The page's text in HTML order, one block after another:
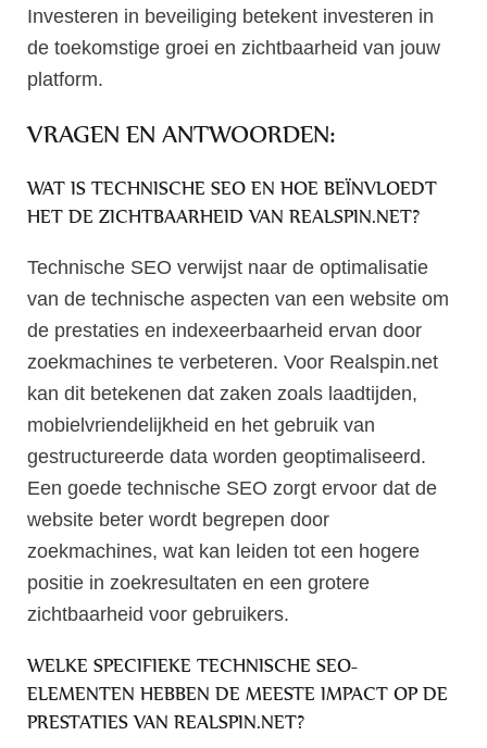
Investeren in beveiliging betekent investeren in
de toekomstige groei en zichtbaarheid van jouw
platform.
VRAGEN EN ANTWOORDEN:
WAT IS TECHNISCHE SEO EN HOE BEÏNVLOEDT
HET DE ZICHTBAARHEID VAN REALSPIN.NET?
Technische SEO verwijst naar de optimalisatie
van de technische aspecten van een website om
de prestaties en indexeerbaarheid ervan door
zoekmachines te verbeteren. Voor Realspin.net
kan dit betekenen dat zaken zoals laadtijden,
mobielvriendelijkheid en het gebruik van
gestructureerde data worden geoptimaliseerd.
Een goede technische SEO zorgt ervoor dat de
website beter wordt begrepen door
zoekmachines, wat kan leiden tot een hogere
positie in zoekresultaten en een grotere
zichtbaarheid voor gebruikers.
WELKE SPECIFIEKE TECHNISCHE SEO-
ELEMENTEN HEBBEN DE MEESTE IMPACT OP DE
PRESTATIES VAN REALSPIN.NET?